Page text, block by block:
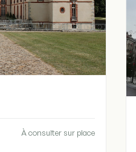
À consulter sur place